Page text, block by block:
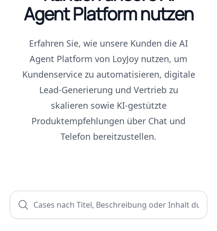
Agent Platform nutzen
Erfahren Sie, wie unsere Kunden die AI
Agent Platform von LoyJoy nutzen, um
Kundenservice zu automatisieren, digitale
Lead-Generierung und Vertrieb zu
skalieren sowie KI-gestützte
Produktempfehlungen über Chat und
Telefon bereitzustellen.